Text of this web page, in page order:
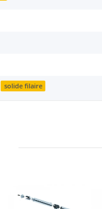
solide filaire